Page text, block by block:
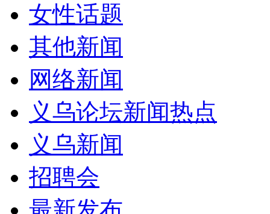
女性话题
其他新闻
网络新闻
义乌论坛新闻热点
义乌新闻
招聘会